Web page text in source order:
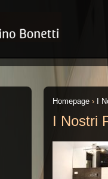
Homepage › I
I Nostri